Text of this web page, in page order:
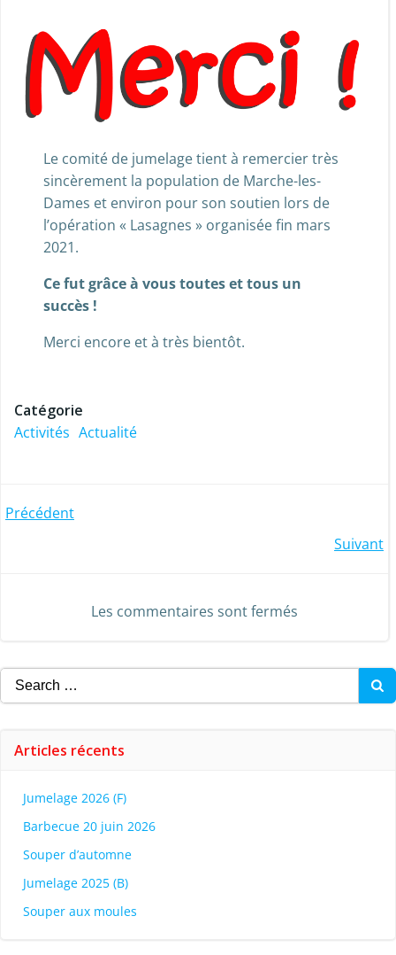
Le comité de jumelage tient à remercier très
sincèrement la population de Marche-les-
Dames et environ pour son soutien lors de
l’opération « Lasagnes » organisée fin mars
2021.
Ce fut grâce à vous toutes et tous un
succès !
Merci encore et à très bientôt.
Catégorie
Activités Actualité
Post
Précédent
navigation
Suivant
Les commentaires sont fermés
Search
for:
Articles récents
Jumelage 2026 (F)
Barbecue 20 juin 2026
Souper d’automne
Jumelage 2025 (B)
Souper aux moules